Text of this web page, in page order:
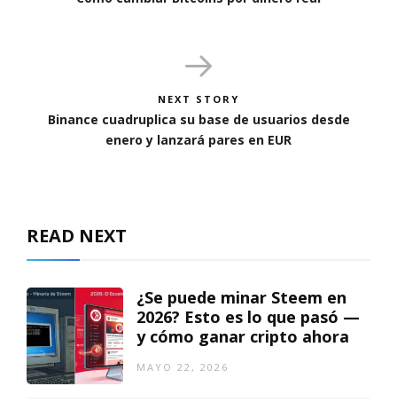
NEXT STORY
Binance cuadruplica su base de usuarios desde
enero y lanzará pares en EUR
READ NEXT
¿Se puede minar Steem en
2026? Esto es lo que pasó —
y cómo ganar cripto ahora
MAYO 22, 2026